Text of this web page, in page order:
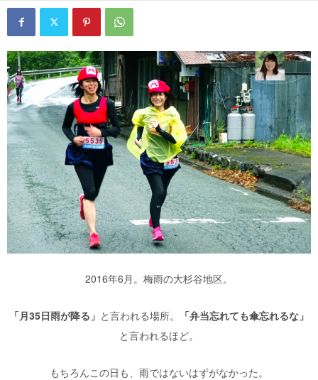
2016年6月。梅雨の大杉谷地区。
「月35日雨が降る」 と言われる場所。
「弁当忘れても傘忘れるな」
と言われるほど。
もちろんこの日も、雨ではないはずがなかった。